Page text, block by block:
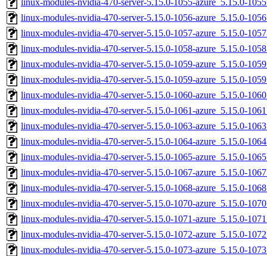
linux-modules-nvidia-470-server-5.15.0-1055-azure_5.15.0-
linux-modules-nvidia-470-server-5.15.0-1056-azure_5.15.0-
linux-modules-nvidia-470-server-5.15.0-1057-azure_5.15.0-
linux-modules-nvidia-470-server-5.15.0-1058-azure_5.15.0-
linux-modules-nvidia-470-server-5.15.0-1059-azure_5.15.0-
linux-modules-nvidia-470-server-5.15.0-1059-azure_5.15.0-
linux-modules-nvidia-470-server-5.15.0-1060-azure_5.15.0-
linux-modules-nvidia-470-server-5.15.0-1061-azure_5.15.0-
linux-modules-nvidia-470-server-5.15.0-1063-azure_5.15.0-
linux-modules-nvidia-470-server-5.15.0-1064-azure_5.15.0-
linux-modules-nvidia-470-server-5.15.0-1065-azure_5.15.0-
linux-modules-nvidia-470-server-5.15.0-1067-azure_5.15.0-
linux-modules-nvidia-470-server-5.15.0-1068-azure_5.15.0-
linux-modules-nvidia-470-server-5.15.0-1070-azure_5.15.0-
linux-modules-nvidia-470-server-5.15.0-1071-azure_5.15.0-
linux-modules-nvidia-470-server-5.15.0-1072-azure_5.15.0-
linux-modules-nvidia-470-server-5.15.0-1073-azure_5.15.0-